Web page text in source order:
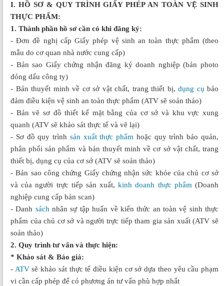
I. HỒ SƠ & QUY TRÌNH GIẤY PHÉP AN TOÀN VỆ SINH
THỰC PHẨM:
1. Thành phần hồ sơ cần có khi đăng ký:
- Đơn đề nghị cấp Giấy phép vệ sinh an toàn thực phẩm (theo
mẫu do cơ quan nhà nước cung cấp)
- Bản sao Giấy chứng nhận đăng ký doanh nghiệp (bản photo
đóng dấu công ty)
- Bản thuyết minh về cơ sở vật chất, trang thiết bị, dụng cụ bảo
đảm điều kiện vệ sinh an toàn thực phẩm (ATV sẽ soản thảo)
- Bản vẽ sơ đồ thiết kế mặt bằng của cơ sở và khu vực xung
quanh (ATV sẽ khảo sát thực tế và vẽ lại)
- Sơ đồ quy trình sản xuất thực phẩm hoặc quy trình bảo quản,
phân phối sản phẩm và bản thuyết minh về cơ sở vật chất, trang
thiết bị, dụng cụ của cơ sở (ATV sẽ soản thảo)
- Bản sao công chứng Giấy chứng nhận sức khỏe của chủ cơ sở
và của người trực tiếp sản xuất,kinh doanh thực phẩm(Doanh
nghiệp cung cấp bản scan)
- Danh sáchnhân sự tập huấn về kiến thức an toàn vệ sinh thực
phẩm của chủ cơ sở và người trực tiếp tham gia sản xuất (ATV sẽ
soản thảo)
2. Quy trình tư vấn và thực hiện:
* Khảo sát & Báo giá:
- ATVsẽ khảo sát thực tế điều kiện cơ sở dựa theo yêu cầu phạm
vi cần cấp phép để có phương án tư vấn phù hợp nhất